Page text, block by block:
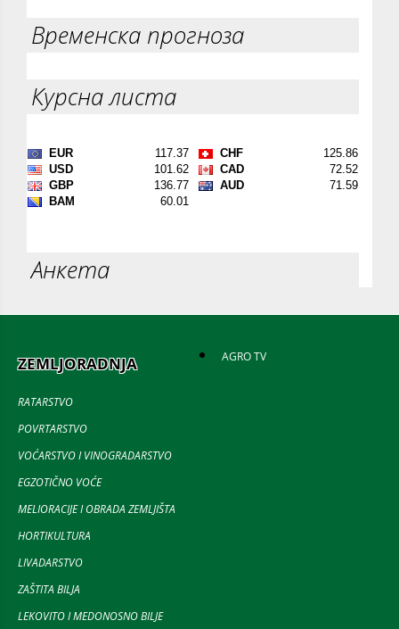
Временска прогноза
Курсна листа
Анкета
ZEMLJORADNJA
RATARSTVO
POVRTARSTVO
VOĆARSTVO I VINOGRADARSTVO
EGZOTIČNO VOĆE
MELIORACIJE I OBRADA ZEMLJIŠTA
HORTIKULTURA
LIVADARSTVO
ZAŠTITA BILJA
LEKOVITO I MEDONOSNO BILJE
AGRO TV